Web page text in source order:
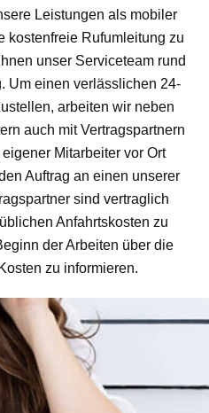
Leistungen als mobiler
kostenfreie Rufumleitung zu
unser Serviceteam rund
Um einen verlässlichen 24-
arbeiten wir neben
auch mit Vertragspartnern
Mitarbeiter vor Ort
Auftrag an einen unserer
sind vertraglich
Anfahrtskosten zu
der Arbeiten über die
zu informieren.